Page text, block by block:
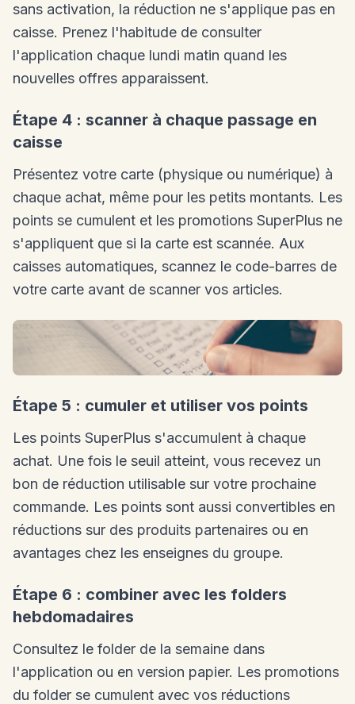
sans activation, la réduction ne s'applique pas en
caisse. Prenez l'habitude de consulter
l'application chaque lundi matin quand les
nouvelles offres apparaissent.
Étape 4 : scanner à chaque passage en
caisse
Présentez votre carte (physique ou numérique) à
chaque achat, même pour les petits montants. Les
points se cumulent et les promotions SuperPlus ne
s'appliquent que si la carte est scannée. Aux
caisses automatiques, scannez le code-barres de
votre carte avant de scanner vos articles.
Étape 5 : cumuler et utiliser vos points
Les points SuperPlus s'accumulent à chaque
achat. Une fois le seuil atteint, vous recevez un
bon de réduction utilisable sur votre prochaine
commande. Les points sont aussi convertibles en
réductions sur des produits partenaires ou en
avantages chez les enseignes du groupe.
Étape 6 : combiner avec les folders
hebdomadaires
Consultez le folder de la semaine dans
l'application ou en version papier. Les promotions
du folder se cumulent avec vos réductions